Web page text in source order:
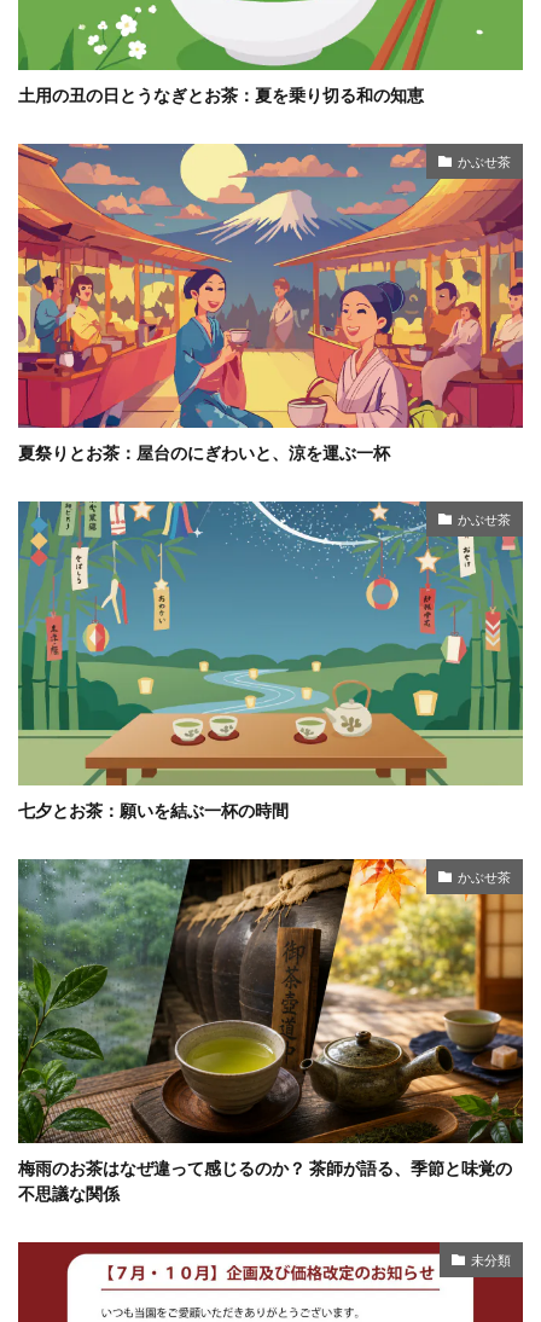
土用の丑の日とうなぎとお茶：夏を乗り切る和の知恵
かぶせ茶
夏祭りとお茶：屋台のにぎわいと、涼を運ぶ一杯
かぶせ茶
七夕とお茶：願いを結ぶ一杯の時間
かぶせ茶
梅雨のお茶はなぜ違って感じるのか？ 茶師が語る、季節と味覚の
不思議な関係
未分類